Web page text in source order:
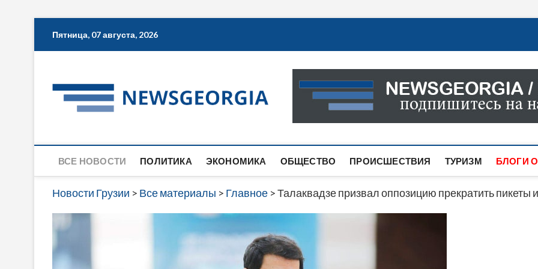
Пятница, 07 августа, 2026
Новости Грузии
САМАЯ АКТУАЛЬНАЯ ИНФОРМАЦИЯ О СОБЫТИЯХ
САЙТЕ ВЫ НАЙДЕТЕ НОВОСТИ ПОЛИТИКИ,
ВСЕ НОВОСТИ ПОЛИТИКА ЭКОНОМИКА ОБЩЕСТВО ПРОИСШЕСТВИЯ ТУРИЗМ БЛОГИ
Новости Грузии > Все материалы > Главное >Талаквадзе призвал оппозицию прекратить пикеты